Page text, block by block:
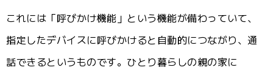
これには「呼びかけ機能」という機能が備わっていて、
指定したデバイスに呼びかけると自動的につながり、通
話できるというものです。ひとり暮らしの親の家に